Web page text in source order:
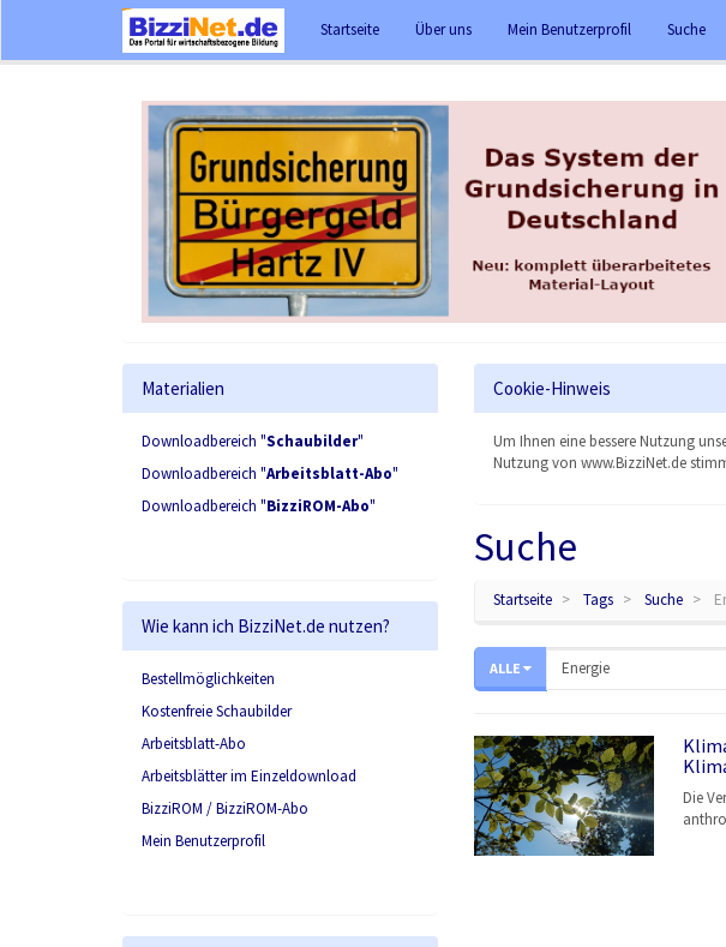
Startseite Über uns Mein Benutzerprofil Suche
Materialien
Downloadbereich "Schaubilder"
Downloadbereich "Arbeitsblatt-Abo"
Downloadbereich "BizziROM-Abo"
Wie kann ich BizziNet.de nutzen?
Bestellmöglichkeiten
Kostenfreie Schaubilder
Arbeitsblatt-Abo
Arbeitsblätter im Einzeldownload
BizziROM / BizziROM-Abo
Mein Benutzerprofil
Cookie-Hinweis
Um Ihnen eine bessere Nutzung
Nutzung von www.BizziNet.de
Suche
Startseite Tags Suche
ALLE
Die